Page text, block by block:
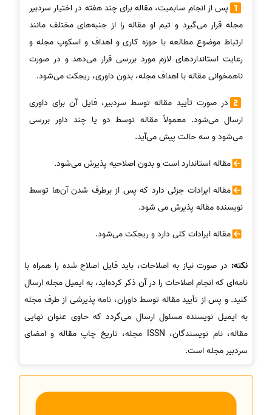
پس از انجام سابمیت، مقاله برای چند هفته در اختیار سردبیر
مجله قرار می‌گیرد و تیم او مقاله را از جنبه‌های مختلف مانند
ارتباط موضوع مطالعه با حوزه کاری و اهداف و اسکوپ مجله و
رعایت استاندارد‌های لازم مورد بررسی قرار می‌دهد و در صورت
نا‌همخوانی مقاله با اهداف مجله، بدون داوری، ریجکت می‌شود.
در صورت تأیید مقاله توسط سردبیر، فایل آن برای داوری
ارسال می‌شود. معمولاً مقاله توسط دو یا چند داور بررسی
می‌شود و سه حالت پیش می‌آید.
مقاله استاندارد است و بدون اصلاحیه پذیرش می‌شود.
مقاله ایرادات جزئی دارد که پس از برطرف شدن آن‌ها توسط
نویسنده مقاله پذیرش می شود.
مقاله ایرادات کلی دارد و ریجکت می‌شود.
نکته: در صورت نیاز به اصلاحات، باید فایل اصلاح شده را همراه با
نامه‌ای که انجام اصلاحات را در آن ذکر کرده‌اید، به ایمیل مجله ارسال
کنید. و پس از تأیید مقاله توسط داوران، نامه پذیرشی از طرف مجله
به ایمیل نویسنده مسئول ارسال می‌گردد که حاوی عنوان نهایی
مقاله، نام نویسندگان، ISSN مجله، تاریخ چاپ مقاله و امضای
سردبیر مجله است.